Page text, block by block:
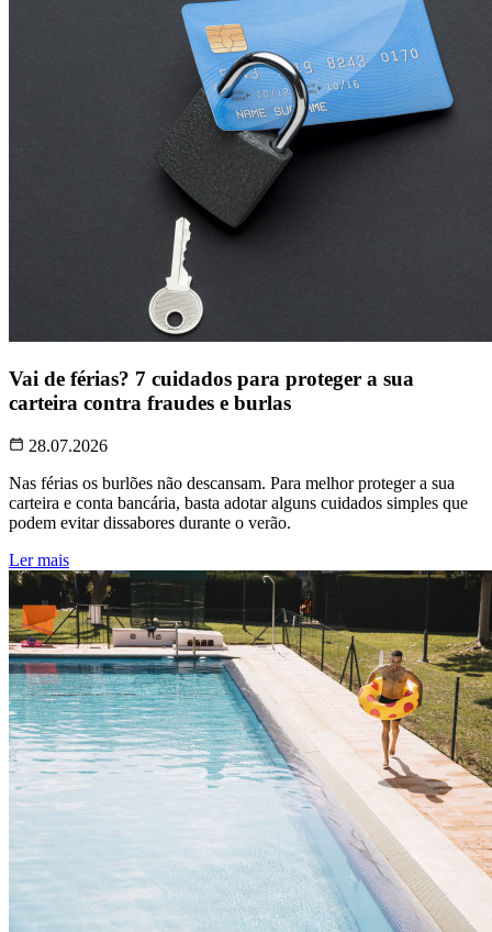
Vai de férias? 7 cuidados para proteger a sua
carteira contra fraudes e burlas
28.07.2026
Nas férias os burlões não descansam. Para melhor proteger a sua
carteira e conta bancária, basta adotar alguns cuidados simples que
podem evitar dissabores durante o verão.
Ler mais